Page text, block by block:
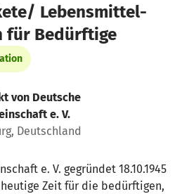
Lebensmittel-
für Bedürftige
von Deutsche
e. V.
Deutschland
e. V. gegründet 18.10.1945
Zeit für die bedürftigen,